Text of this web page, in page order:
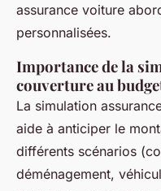
assurance voiture
personnalisées.
Importance de la
couverture au
La simulation
aide à anticiper le
différents scénarios
déménagement,